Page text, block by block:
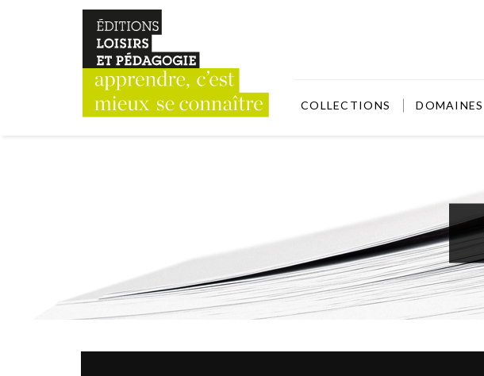
COLLECTIONS DOMAINES